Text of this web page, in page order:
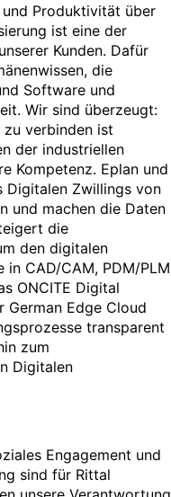
Produktivität über
ist eine der
Kunden. Dafür
die
Software und
Wir sind überzeugt:
verbinden ist
der industriellen
Kompetenz. Eplan und
Digitalen Zwillings von
und machen die Daten
die
den digitalen
CAD/CAM, PDM/PLM
ONCITE Digital
German Edge Cloud
transparent
zum
Digitalen
Engagement und
sind für Rittal